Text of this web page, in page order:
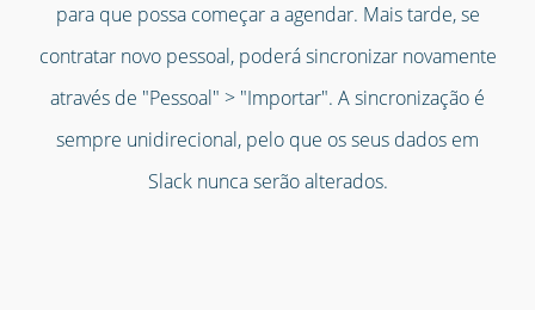
para que possa começar a agendar. Mais tarde, se
contratar novo pessoal, poderá sincronizar novamente
através de "Pessoal" > "Importar". A sincronização é
sempre unidirecional, pelo que os seus dados em
Slack nunca serão alterados.